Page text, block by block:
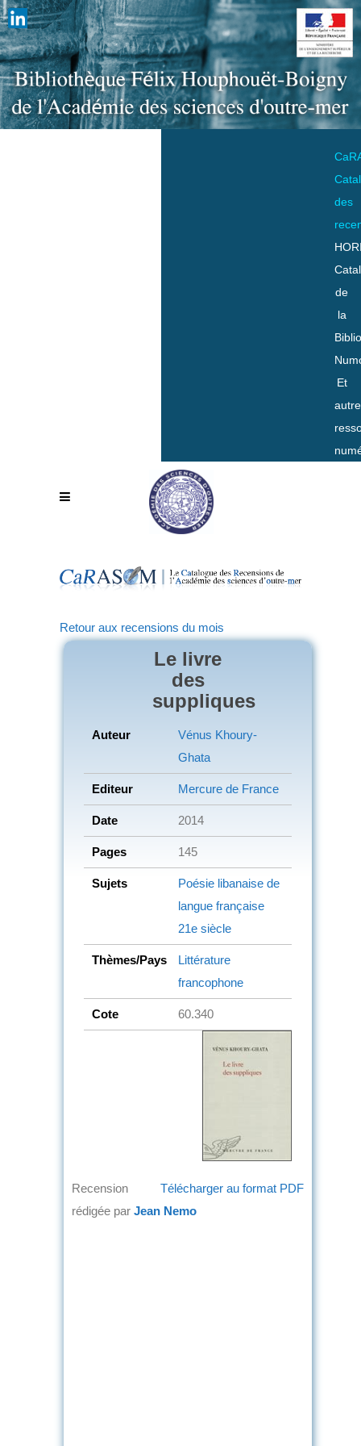
des
de
la
Et
Retour aux recensions du mois
Le livre
des
suppliques
Auteur
Vénus Khoury-
Ghata
Editeur Mercure de France
Date 2014
Pages 145
Sujets
Poésie libanaise de
langue française
21e siècle
Thèmes/Pays
Littérature
francophone
Cote 60.340
Télécharger au format PDF
Recension
rédigée par Jean Nemo